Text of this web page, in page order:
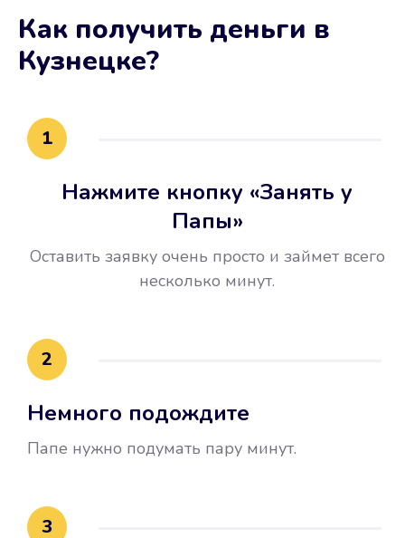
Не потребовались справки, залоги
и поручители. Папа вам доверяет.
воспользовались бесплатной
это открыло новые возможности в
Как получить деньги в
Кузнецке?
1
Нажмите кнопку «Занять у
Папы»
Оставить заявку очень просто и займет всего
несколько минут.
2
Немного подождите
Папе нужно подумать пару минут.
3